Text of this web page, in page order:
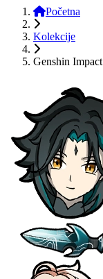
Početna
Kolekcije
Genshin Impact